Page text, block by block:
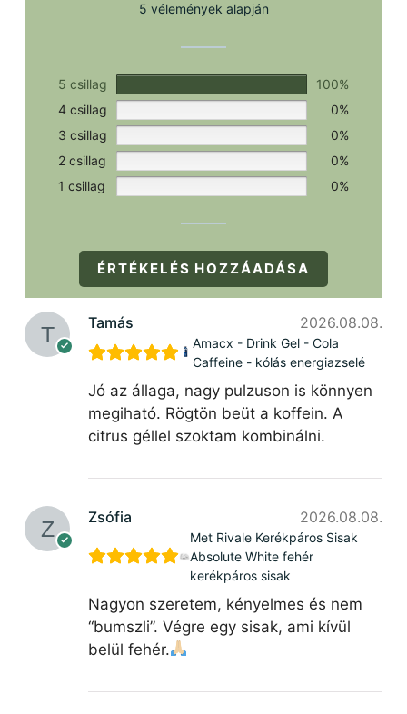
5 vélemények alapján
5 csillag
100%
4 csillag
0%
3 csillag
0%
2 csillag
0%
1 csillag
0%
ÉRTÉKELÉS HOZZÁADÁSA
Tamás 2026.08.08.
Amacx - Drink Gel - Cola
Caffeine - kólás energiazselé
Jó az állaga, nagy pulzuson is könnyen
megiható. Rögtön beüt a koffein. A
citrus géllel szoktam kombinálni.
Zsófia 2026.08.08.
Met Rivale Kerékpáros Sisak
Absolute White fehér
kerékpáros sisak
Nagyon szeretem, kényelmes és nem
“bumszli”. Végre egy sisak, ami kívül
belül fehér.